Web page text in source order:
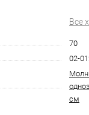
Все
70
02-
см